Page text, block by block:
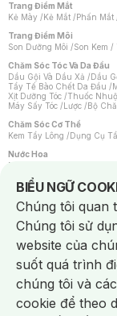
Trang Điểm Mắt
Kẻ Mày /Kẻ Mắt /Phấn Mắt
Trang Điểm Môi
Son Dưỡng Môi /Son Kem /
Chăm Sóc Tóc Và Da Đầu
Dầu Gội Và Dầu Xả /Dầu
Tẩy Tế Bào Chết Da Đầu /
Xịt Dưỡng Tóc /Thuốc
Máy Sấy Tóc /Lược /Bộ
Chăm Sóc Cơ Thể
Kem Tẩy Lông /Dụng Cụ
Nước Hoa
Nước Hoa Nữ
Chăm Sóc Cá Nhân
Chống Muỗi /Khẩu Trang /
Sản Phẩm Chăm Sóc Khác
Hỗ Trợ Trắng Răng/Kem
Tăm / Chỉ Nha Khoa/ Xịt
Khăn Ướt Vệ Sinh Vùng
Máy Cạo Râu
Vấn Đề Về Da
Da Dầu / Lỗ Chân Lông To/
Da Nhạy Cảm / Kích Ứng
Quầng Thâm & Bọng Mắt /
BIỂU NGỮ
Notice about
Chúng tôi quan
Chúng tôi sử
website của
suốt quá trình
chúng tôi và
cookie để theo